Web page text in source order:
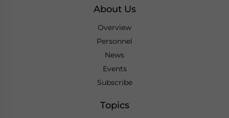
About Us
Overview
Personnel
News
Events
Subscribe
Topics